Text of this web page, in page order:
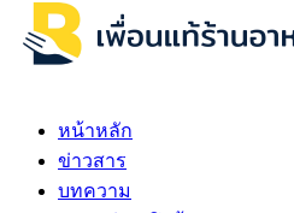
หน้าหลัก
ข่าวสาร
บทความ